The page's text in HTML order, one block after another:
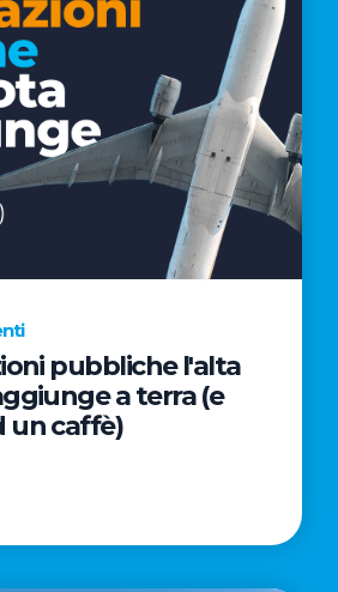
pubbliche l'alta
a terra (e
un caffè)